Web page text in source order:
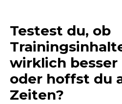
Testest du, ob
wirklich besser
oder hoffst du
Zeiten?